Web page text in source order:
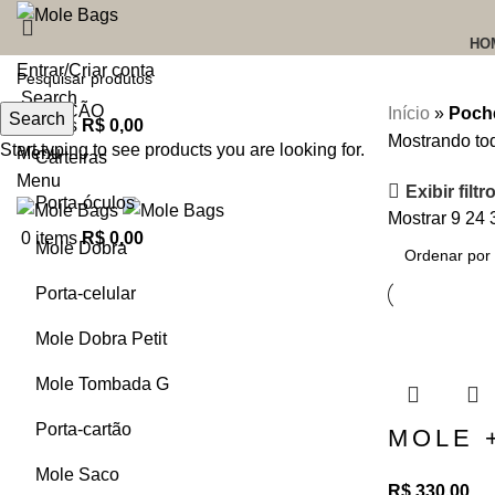
Entrar/Criar conta
Search
0items R$ 0,00
Menu
Menu
0 items R$ 0,00
COLEÇÃO
Carteiras
Porta-óculos
Mole Dobra
Porta-celular
Mole Dobra Petit
Mole Tombada G
Porta-cartão
Mole Saco
Início »
Mostrando
Exibir
Mostrar 9 24
MOLE
R$ 330,00
Search
Start typing to see products you are looking for.